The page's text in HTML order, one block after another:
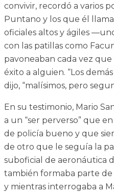
convivir, recordó a varios
Puntano y los que él
oficiales altos y ágiles
con las patillas como
pavoneaban cada vez que
éxito a alguien. “Los
dijo, “malísimos, pero
En su testimonio, Mario
a un “ser perverso” que
de policía bueno y que
de otro que le seguía la
suboficial de aeronáutica
también formaba parte
y mientras interrogaba a